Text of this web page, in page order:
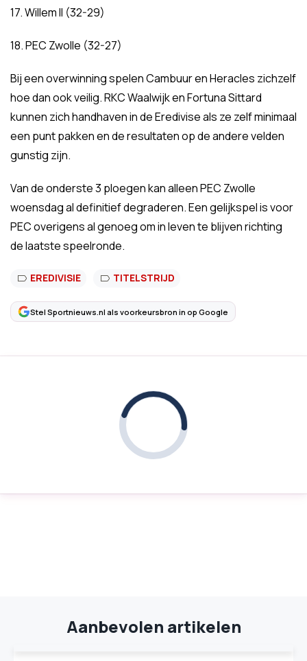
17. Willem II (32-29)
18. PEC Zwolle (32-27)
Bij een overwinning spelen Cambuur en Heracles zichzelf
hoe dan ook veilig. RKC Waalwijk en Fortuna Sittard
kunnen zich handhaven in de Eredivise als ze zelf minimaal
een punt pakken en de resultaten op de andere velden
gunstig zijn.
Van de onderste 3 ploegen kan alleen PEC Zwolle
woensdag al definitief degraderen. Een gelijkspel is voor
PEC overigens al genoeg om in leven te blijven richting
de laatste speelronde.
EREDIVISIE TITELSTRIJD
Stel Sportnieuws.nl als voorkeursbron in op Google
Aanbevolen artikelen